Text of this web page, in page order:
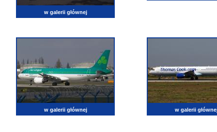
w galerii głównej
w galerii głównej w galerii